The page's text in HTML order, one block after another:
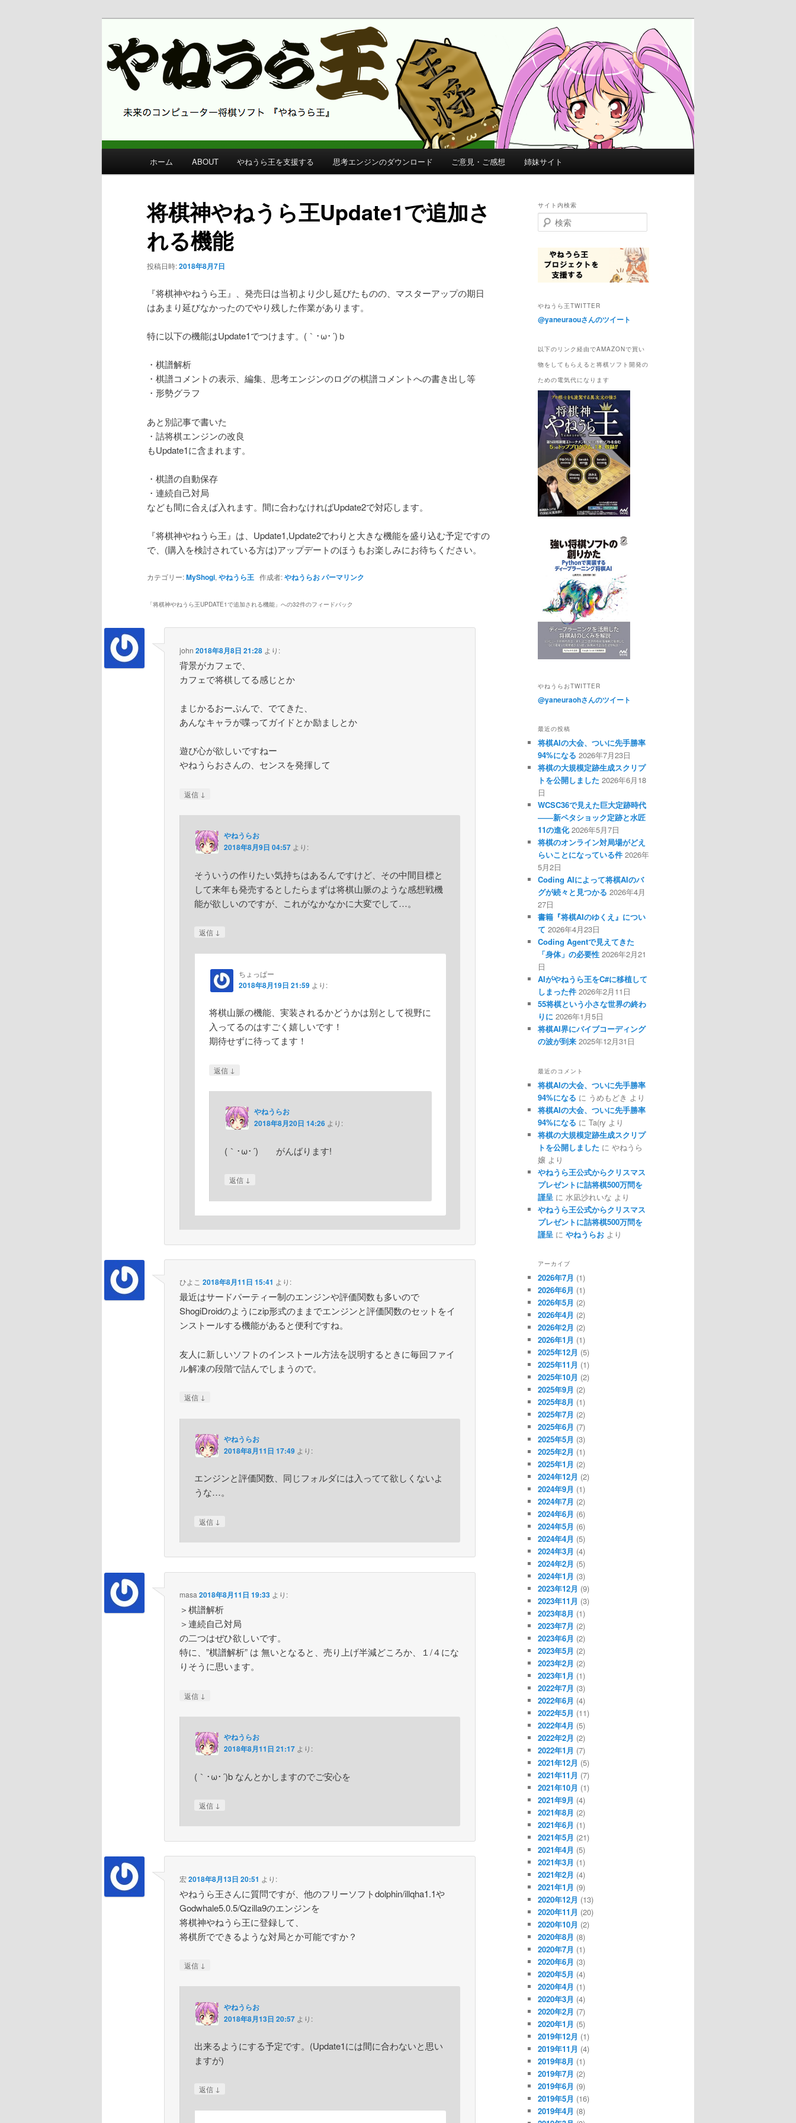
やねうら王 公式サイト
メ
ン
コ
テ
ン
ツ
へ
移
動
ホーム ABOUT やねうら王を支援する 思考エンジンのダウンロード ご意見・ご感想 姉妹サイト
将棋神やねうら王Update1で追加さ
れる機能
投稿日時:2018年8月7日
『将棋神やねうら王』、発売日は当初より少し延びたものの、マスターアップの期日
はあまり延びなかったのでやり残した作業があります。
特に以下の機能はUpdate1でつけます。(｀･ω･´)ｂ
・棋譜解析
・棋譜コメントの表示、編集、思考エンジンのログの棋譜コメントへの書き出し等
・形勢グラフ
あと別記事で書いた
・詰将棋エンジンの改良
もUpdate1に含まれます。
・棋譜の自動保存
・連続自己対局
なども間に合えば入れます。間に合わなければUpdate2で対応します。
『将棋神やねうら王』は、Update1,Update2でわりと大きな機能を盛り込む予定ですの
で、(購入を検討されている方は)アップデートのほうもお楽しみにお待ちください。
カテゴリー:MyShogi, やねうら王 作成者:やねうらおパーマリンク
「将棋神やねうら王UPDATE1で追加される機能 」への32件のフィードバック
john 2018年8月8日 21:28 より:
背景がカフェで、
カフェで将棋してる感じとか
まじかるおーぷんで、でてきた、
あんなキャラが喋ってガイドとか励ましとか
遊び心が欲しいですねー
やねうらおさんの、センスを発揮して
返信 ↓
やねうらお
2018年8月9日 04:57 より:
そういうの作りたい気持ちはあるんですけど、その中間目標と
して来年も発売するとしたらまずは将棋山脈のような感想戦機
能が欲しいのですが、これがなかなかに大変でして…。
返信 ↓
ちょっぱー
2018年8月19日 21:59 より:
将棋山脈の機能、実装されるかどうかは別として視野に
入ってるのはすごく嬉しいです！
期待せずに待ってます！
返信 ↓
やねうらお
2018年8月20日 14:26 より:
(｀･ω･´)ゞ がんばります!
返信 ↓
ひよこ 2018年8月11日 15:41 より:
最近はサードパーティー制のエンジンや評価関数も多いので
ShogiDroidのようにzip形式のままでエンジンと評価関数のセットをイ
ンストールする機能があると便利ですね。
友人に新しいソフトのインストール方法を説明するときに毎回ファイ
ル解凍の段階で詰んでしまうので。
返信 ↓
やねうらお
2018年8月11日 17:49 より:
エンジンと評価関数、同じフォルダには入ってて欲しくないよ
うな…。
返信 ↓
masa 2018年8月11日 19:33 より:
＞棋譜解析
＞連続自己対局
の二つはぜひ欲しいです。
特に、”棋譜解析” は 無いとなると、売り上げ半減どころか、１/４にな
りそうに思います。
返信 ↓
やねうらお
2018年8月11日 21:17 より:
(｀･ω･´)b なんとかしますのでご安心を
返信 ↓
宏 2018年8月13日 20:51 より:
やねうら王さんに質問ですが、他のフリーソフトdolphin/illqha1.1や
Godwhale5.0.5/Qzilla9のエンジンを
将棋神やねうら王に登録して、
将棋所でできるような対局とか可能ですか？
返信 ↓
やねうらお
2018年8月13日 20:57 より:
出来るようにする予定です。(Update1には間に合わないと思い
ますが)
返信 ↓
サイト内検索
検
索
やねうら王TWITTER
@yaneuraouさんのツイート
以下のリンク経由でAMAZONで買い
物をしてもらえると将棋ソフト開発の
ための電気代になります
やねうらおTWITTER
@yaneuraohさんのツイート
最近の投稿
将棋AIの大会、ついに先手勝率
94%になる 2026年7月23日
将棋の大規模定跡生成スクリプ
トを公開しました 2026年6月18
日
WCSC36で見えた巨大定跡時代
――新ペタショック定跡と水匠
11の進化 2026年5月7日
将棋のオンライン対局場がどえ
らいことになっている件 2026年
5月2日
Coding AIによって将棋AIのバ
グが続々と見つかる 2026年4月
27日
書籍『将棋AIのゆくえ』につい
て 2026年4月23日
Coding Agentで見えてきた
「身体」の必要性 2026年2月21
日
AIがやねうら王をC#に移植して
しまった件 2026年2月11日
55将棋という小さな世界の終わ
りに 2026年1月5日
将棋AI界にバイブコーディング
の波が到来 2025年12月31日
最近のコメント
将棋AIの大会、ついに先手勝率
94%になる に うめもどき より
将棋AIの大会、ついに先手勝率
94%になる に Ta(ry より
将棋の大規模定跡生成スクリプ
トを公開しました に やねうら
嬢 より
やねうら王公式からクリスマス
プレゼントに詰将棋500万問を
謹呈 に 水凪沙れいな より
やねうら王公式からクリスマス
プレゼントに詰将棋500万問を
謹呈 に やねうらお より
アーカイブ
2026年7月 (1)
2026年6月 (1)
2026年5月 (2)
2026年4月 (2)
2026年2月 (2)
2026年1月 (1)
2025年12月 (5)
2025年11月 (1)
2025年10月 (2)
2025年9月 (2)
2025年8月 (1)
2025年7月 (2)
2025年6月 (7)
2025年5月 (3)
2025年2月 (1)
2025年1月 (2)
2024年12月 (2)
2024年9月 (1)
2024年7月 (2)
2024年6月 (6)
2024年5月 (6)
2024年4月 (5)
2024年3月 (4)
2024年2月 (5)
2024年1月 (3)
2023年12月 (9)
2023年11月 (3)
2023年8月 (1)
2023年7月 (2)
2023年6月 (2)
2023年5月 (2)
2023年2月 (2)
2023年1月 (1)
2022年7月 (3)
2022年6月 (4)
2022年5月 (11)
2022年4月 (5)
2022年2月 (2)
2022年1月 (7)
2021年12月 (5)
2021年11月 (7)
2021年10月 (1)
2021年9月 (4)
2021年8月 (2)
2021年6月 (1)
2021年5月 (21)
2021年4月 (5)
2021年3月 (1)
2021年2月 (4)
2021年1月 (9)
2020年12月 (13)
2020年11月 (20)
2020年10月 (2)
2020年8月 (8)
2020年7月 (1)
2020年6月 (3)
2020年5月 (4)
2020年4月 (1)
2020年3月 (4)
2020年2月 (7)
2020年1月 (5)
2019年12月 (1)
2019年11月 (4)
2019年8月 (1)
2019年7月 (2)
2019年6月 (9)
2019年5月 (16)
2019年4月 (8)